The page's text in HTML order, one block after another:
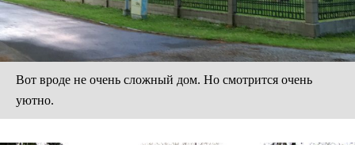
Вот вроде не очень сложный дом. Но смотрится очень
уютно.